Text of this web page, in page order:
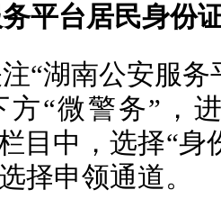
平台居民身份
“湖南公安服
方“微警务”，
目中，选择“
择申领通道。